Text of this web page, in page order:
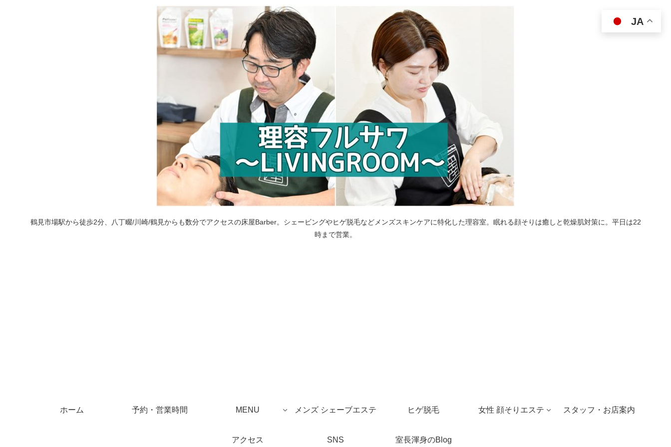
鶴見市場駅から徒歩2分、八丁畷/川崎/鶴見からも数分でアクセスの床屋Barber。シェービングやヒゲ脱毛などメンズスキンケアに特化した理容室。眠れる顔そりは癒しと乾燥肌対策に。平日は22
時まで営業。
ホーム 予約・営業時間 MENU メンズ シェーブエステ ヒゲ脱毛 女性 顔そりエステ スタッフ・お店案内
アクセス SNS 室長渾身のBlog
JA